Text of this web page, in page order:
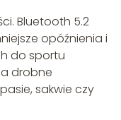
Bluetooth 5.2
opóźnienia i
do sportu
drobne
sakwie czy